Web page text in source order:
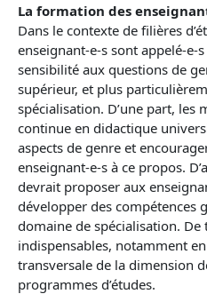
La formation des
Dans le contexte de filières
enseignant-e-s sont appelé-e-
sensibilité aux questions de
supérieur, et plus
spécialisation. D’une part, les
continue en didactique
aspects de genre et
enseignant-e-s à ce propos.
devrait proposer aux
développer des compétences
domaine de spécialisation. De
indispensables, notamment
transversale de la dimension
programmes d’études.